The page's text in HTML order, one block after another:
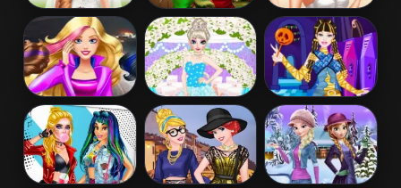
Frozen And
Ariel Wedding
Ladybug And
Elsa Xmas
Selfie
Barbies Sexy
Bikini Beach
Barbie Agent
Team Dress Up
Elsa
Bridesmaid
Makeover
Barbie Monster
High Dress Up